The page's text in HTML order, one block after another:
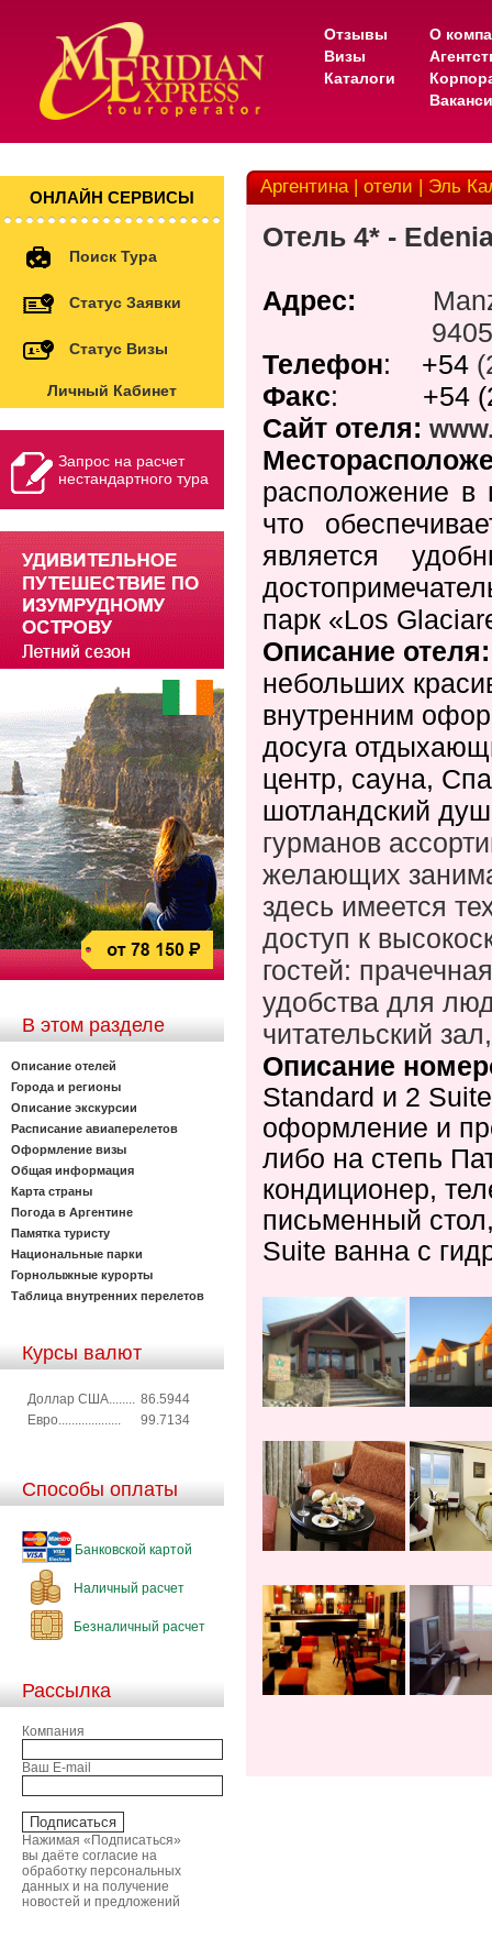
Отзывы
Визы
Каталоги
О
ОНЛАЙН СЕРВИСЫ
Поиск Тура
Статус Заявки
Статус Визы
Личный Кабинет
Запрос на расчет
нестандартного тура
В этом разделе
Описание отелей
Города и регионы
Описание экскурсии
Расписание авиаперелетов
Оформление визы
Общая информация
Карта страны
Погода в Аргентине
Памятка туристу
Национальные парки
Горнолыжные курорты
Таблица внутренних перелетов
Курсы валют
Доллар США........ 86.5944
Евро...................
99.7134
Способы оплаты
Банковской картой
Наличный расчет
Безналичный расчет
Рассылка
Компания
Ваш E-mail
Нажимая «Подписаться»
вы даёте согласие на
обработку персональных
данных и на получение
новостей и предложений
Аргентина | отели | Эль
Отель 4* -
Адрес:
Телефон: +54
Факс:
+54
Сайт отеля:
расположение
что
является
парк «Los
Описание
небольших
внутренним
досуга
центр, сауна,
шотландский
гурманов
желающих
здесь имеется
доступ к
гостей:
удобства для
читательский
Описание
Standard и 2
оформление и
либо на степь
кондиционер,
письменный
Suite ванна с